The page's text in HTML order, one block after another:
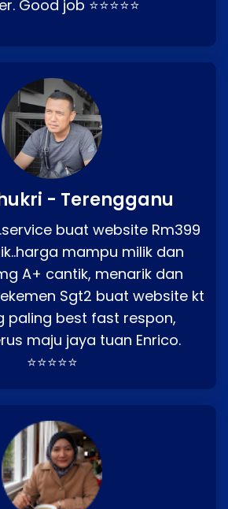
Good job ⭐⭐⭐⭐⭐
- Terengganu
buat website Rm399
mampu milik dan
A+ cantik, menarik dan
Sgt2 buat website kt
paling best fast respon,
maju jaya tuan Enrico.
⭐⭐⭐⭐⭐